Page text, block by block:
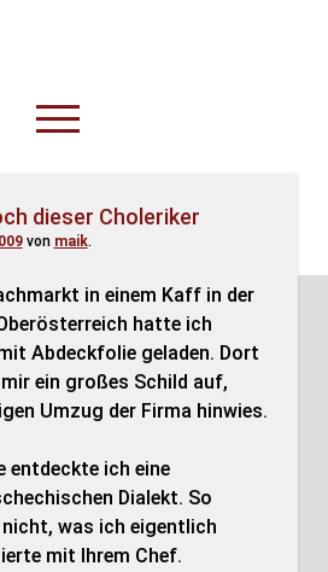
open
menu
Anderswo
Spesenliste
Fahrer
Disposition
dieser Choleriker
von maik.
in einem Kaff in der
hatte ich
Abdeckfolie geladen. Dort
ein großes Schild auf,
Umzug der Firma hinwies.
entdeckte ich eine
Dialekt. So
was ich eigentlich
mit Ihrem Chef.